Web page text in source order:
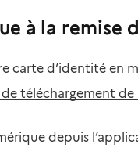
à la remise
d’identité en
de téléchargement
depuis